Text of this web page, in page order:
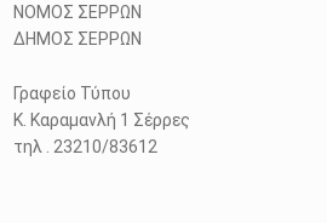
ΝΟΜΟΣ
ΔΗΜΟΣ ΣΕΡΡΩΝ
Γραφείο Τύπου
Κ. Καραμανλή 1 Σέρρες
τηλ . 23210/83612